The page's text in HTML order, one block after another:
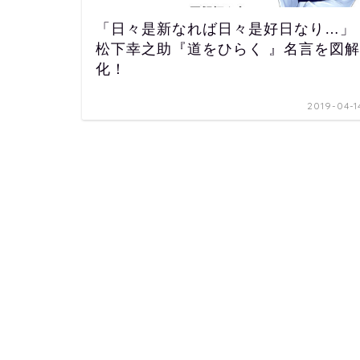
「日々是新なれば日々是好日なり…」
松下幸之助『道をひらく 』名言を図解
化！
2019-04-